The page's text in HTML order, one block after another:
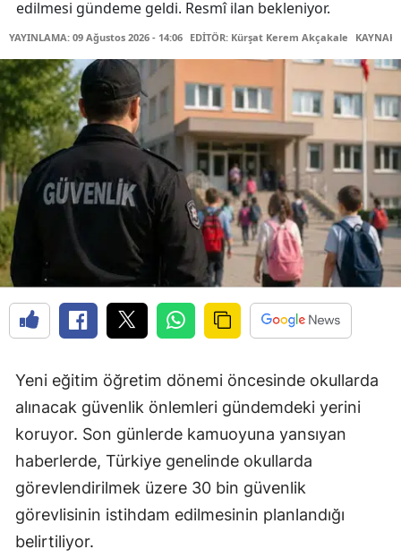
edilmesi gündeme geldi. Resmî ilan bekleniyor.
YAYINLAMA: 09 Ağustos 2026 - 14:06 EDİTÖR: Kürşat Kerem Akçakale KAYNAK:
Yeni eğitim öğretim dönemi öncesinde okullarda
alınacak güvenlik önlemleri gündemdeki yerini
koruyor. Son günlerde kamuoyuna yansıyan
haberlerde, Türkiye genelinde okullarda
görevlendirilmek üzere 30 bin güvenlik
görevlisinin istihdam edilmesinin planlandığı
belirtiliyor.